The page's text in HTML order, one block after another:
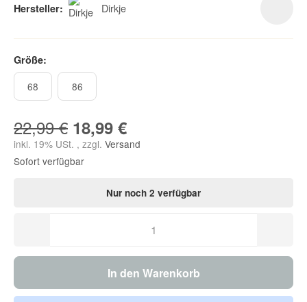
Hersteller: Dirkje
Größe:
68
8686
22,99 € 18,99 €
inkl. 19% USt. , zzgl. Versand
Sofort verfügbar
Nur noch 2 verfügbar
In den Warenkorb